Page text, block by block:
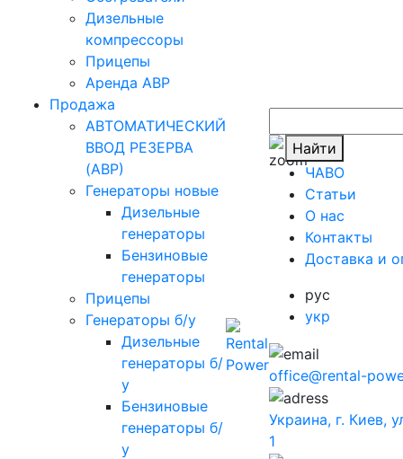
Дизельные
компрессоры
Прицепы
Аренда АВР
Продажа
АВТОМАТИЧЕСКИЙ
ВВОД РЕЗЕРВА
(АВР)
Генераторы новые
Дизельные
генераторы
Бензиновые
генераторы
Прицепы
Генераторы б/у
Дизельные
генераторы б/
у
Бензиновые
генераторы б/
у
Найти
ЧАВО
Cтатьи
O нас
Контакты
Доставка и
рус
укр
office@rental-
Украина, г. Киев,
1